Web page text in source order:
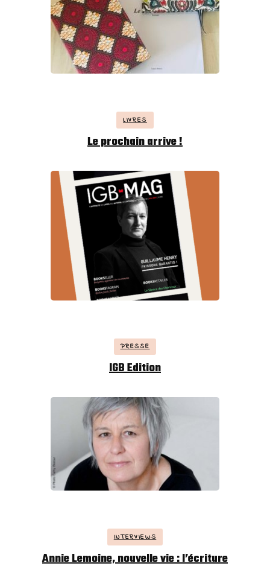
LIVRES
Le prochain arrive !
PRESSE
IGB Edition
INTERVIEWS
Annie Lemoine, nouvelle vie : l’écriture